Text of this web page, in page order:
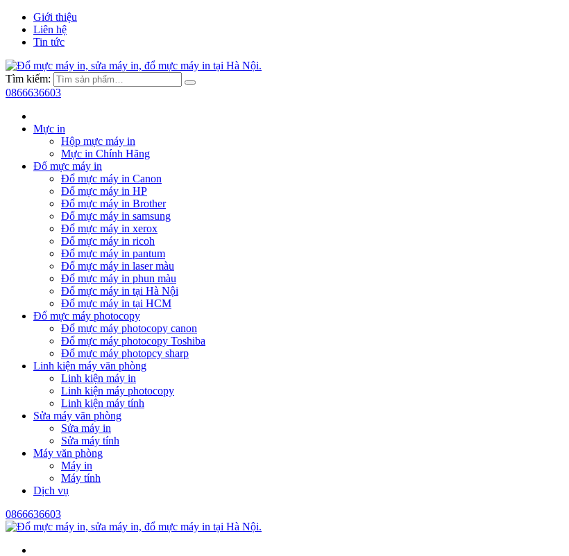
Giới thiệu
Liên hệ
Tin tức
Tìm kiếm:
0866636603
Mực in
Hộp mực máy in
Mực in Chính Hãng
Đổ mực máy in
Đổ mực máy in Canon
Đổ mực máy in HP
Đổ mực máy in Brother
Đổ mực máy in samsung
Đổ mực máy in xerox
Đổ mực máy in ricoh
Đổ mực máy in pantum
Đổ mực máy in laser màu
Đổ mực máy in phun màu
Đổ mực máy in tại Hà Nội
Đổ mực máy in tại HCM
Đổ mực máy photocopy
Đổ mực máy photocopy canon
Đổ mực máy photocopy Toshiba
Đổ mực máy photopcy sharp
Linh kiện máy văn phòng
Linh kiện máy in
Linh kiện máy photocopy
Linh kiện máy tính
Sửa máy văn phòng
Sửa máy in
Sửa máy tính
Máy văn phòng
Máy in
Máy tính
Dịch vụ
0866636603